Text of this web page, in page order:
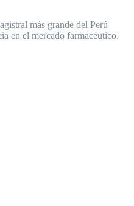
más grande del Perú
en el mercado farmacéutico.